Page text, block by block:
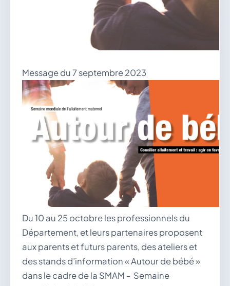
Message du 7 septembre 2023
Du 10 au 25 octobre les professionnels du
Département, et leurs partenaires proposent
aux parents et futurs parents, des ateliers et
des stands d’information « Autour de bébé »
dans le cadre de la SMAM - Semaine